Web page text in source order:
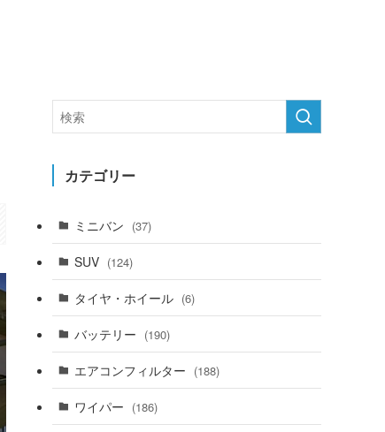
カテゴリー
ミニバン (37)
SUV (124)
タイヤ・ホイール (6)
バッテリー (190)
エアコンフィルター (188)
ワイパー (186)